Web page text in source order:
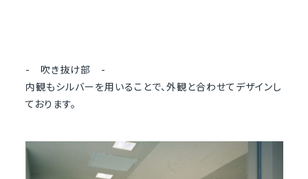
- 吹き抜け部 -
内観もシルバーを用いることで、外観と合わせてデザインし
ております。